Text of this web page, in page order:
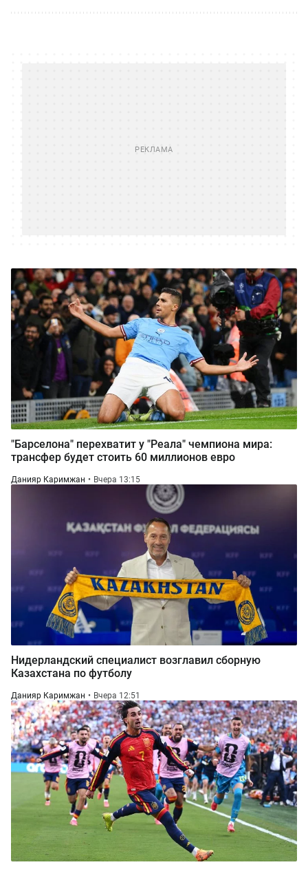
"Барселона" перехватит у "Реала" чемпиона мира:
трансфер будет стоить 60 миллионов евро
Данияр Каримжан Вчера 13:15
Нидерландский специалист возглавил сборную
Казахстана по футболу
Данияр Каримжан Вчера 12:51